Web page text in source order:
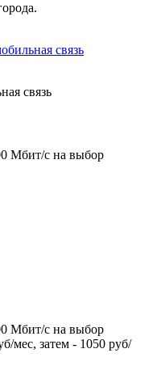
связь
связь
Мбит/с на выбор
Мбит/с на выбор
мес, затем - 1050 руб/